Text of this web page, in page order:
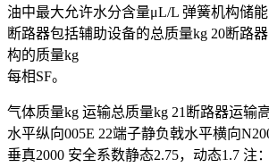
油中最大允许水分含量μL/L 弹簧机构储
断路器包括辅助设备的总质量kg 20断路
构的质量kg
每相SF。
气体质量kg 运输总质量kg 21断路器运输
水平纵向005E 22端子静负戟水平横向
垂真2000 安全系数静态2.75，动态1.7 注